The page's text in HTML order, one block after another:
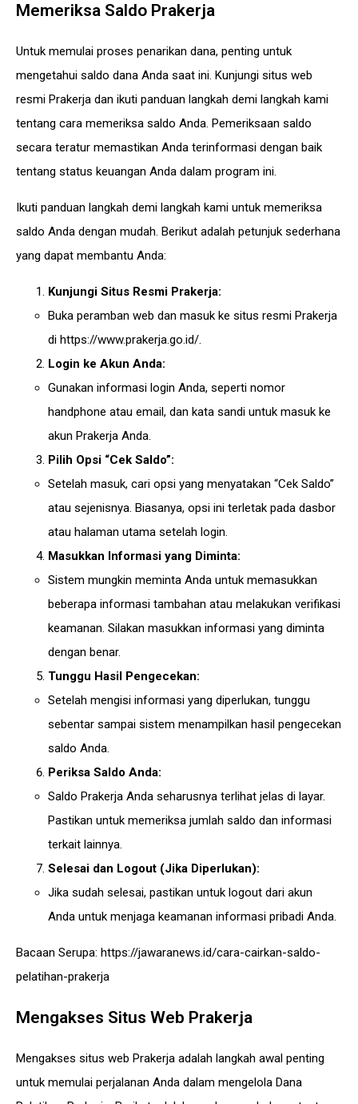
Memeriksa Saldo Prakerja
Untuk memulai proses penarikan dana, penting untuk
mengetahui saldo dana Anda saat ini. Kunjungi situs web
resmi Prakerja dan ikuti panduan langkah demi langkah kami
tentang cara memeriksa saldo Anda. Pemeriksaan saldo
secara teratur memastikan Anda terinformasi dengan baik
tentang status keuangan Anda dalam program ini.
Ikuti panduan langkah demi langkah kami untuk memeriksa
saldo Anda dengan mudah. Berikut adalah petunjuk sederhana
yang dapat membantu Anda:
Kunjungi Situs Resmi Prakerja:
Buka peramban web dan masuk ke situs resmi Prakerja
di https://www.prakerja.go.id/.
Login ke Akun Anda:
Gunakan informasi login Anda, seperti nomor
handphone atau email, dan kata sandi untuk masuk ke
akun Prakerja Anda.
Pilih Opsi “Cek Saldo”:
Setelah masuk, cari opsi yang menyatakan “Cek Saldo”
atau sejenisnya. Biasanya, opsi ini terletak pada dasbor
atau halaman utama setelah login.
Masukkan Informasi yang Diminta:
Sistem mungkin meminta Anda untuk memasukkan
beberapa informasi tambahan atau melakukan verifikasi
keamanan. Silakan masukkan informasi yang diminta
dengan benar.
Tunggu Hasil Pengecekan:
Setelah mengisi informasi yang diperlukan, tunggu
sebentar sampai sistem menampilkan hasil pengecekan
saldo Anda.
Periksa Saldo Anda:
Saldo Prakerja Anda seharusnya terlihat jelas di layar.
Pastikan untuk memeriksa jumlah saldo dan informasi
terkait lainnya.
Selesai dan Logout (Jika Diperlukan):
Jika sudah selesai, pastikan untuk logout dari akun
Anda untuk menjaga keamanan informasi pribadi Anda.
Bacaan Serupa: https://jawaranews.id/cara-cairkan-saldo-
pelatihan-prakerja
Mengakses Situs Web Prakerja
Mengakses situs web Prakerja adalah langkah awal penting
untuk memulai perjalanan Anda dalam mengelola Dana